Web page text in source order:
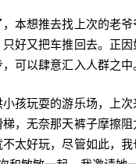
本想推去找上次的老
好又把车推回去。正
可以肆意汇入人群之中
孩玩耍的游乐场，上
，无奈那天裤子摩擦
太好玩，尽管如此，